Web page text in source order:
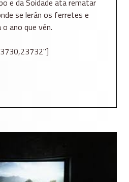
e da Soidade ata rematar
se lerán os ferretes e
ano que vén.